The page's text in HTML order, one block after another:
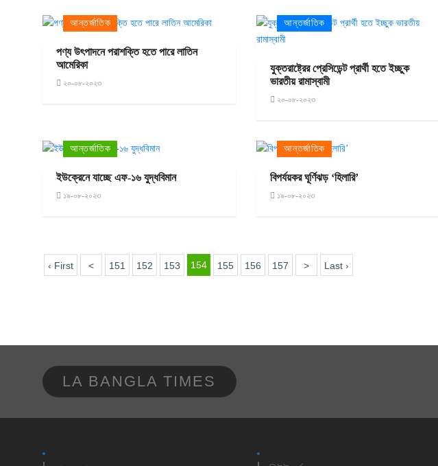
আন্তর্জাতিক
পণ্য উৎপাদনে পরাশক্তি হতে পারে লাতিন
আমেরিকা
২০-০৮-২০২৩
আন্তর্জাতিক
যুক্তরাষ্ট্রের প্রেসিডেন্ট প্রার্থী হতে ইচ্ছুক
ভারতীয় রামাস্বামী
২০-০৮-২০২৩
আন্তর্জাতিক
ইউক্রেনে যাচ্ছে এফ-১৬ যুদ্ধবিমান
১৯-০৮-২০২৩
আন্তর্জাতিক
বিপর্যয়কর ঘূর্ণিঝড় ‘হিলারি’
১৯-০৮-২০২৩
‹ First < 151 152 153 154 155 156 157 > Last ›
LA BANGLA TIMES